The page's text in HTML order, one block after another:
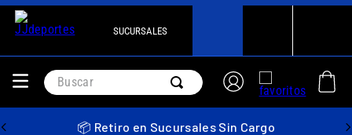
SUCURSALES
Buscar
📦 Retiro en Sucursales Sin Cargo